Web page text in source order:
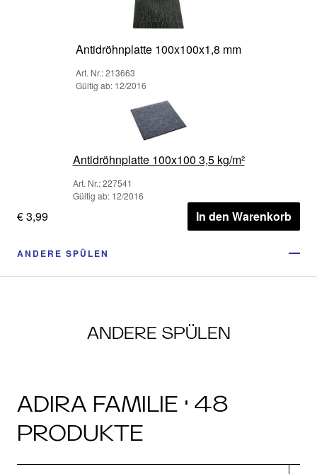
Antidröhnplatte 100x100x1,8 mm
Art. Nr.: 213663
Gültig ab: 12/2016
Antidröhnplatte 100x100 3,5 kg/m²
Art. Nr.: 227541
Gültig ab: 12/2016
€ 3,99 In den Warenkorb
ANDERE SPÜLEN
ANDERE SPÜLEN
ADIRA FAMILIE · 48
PRODUKTE